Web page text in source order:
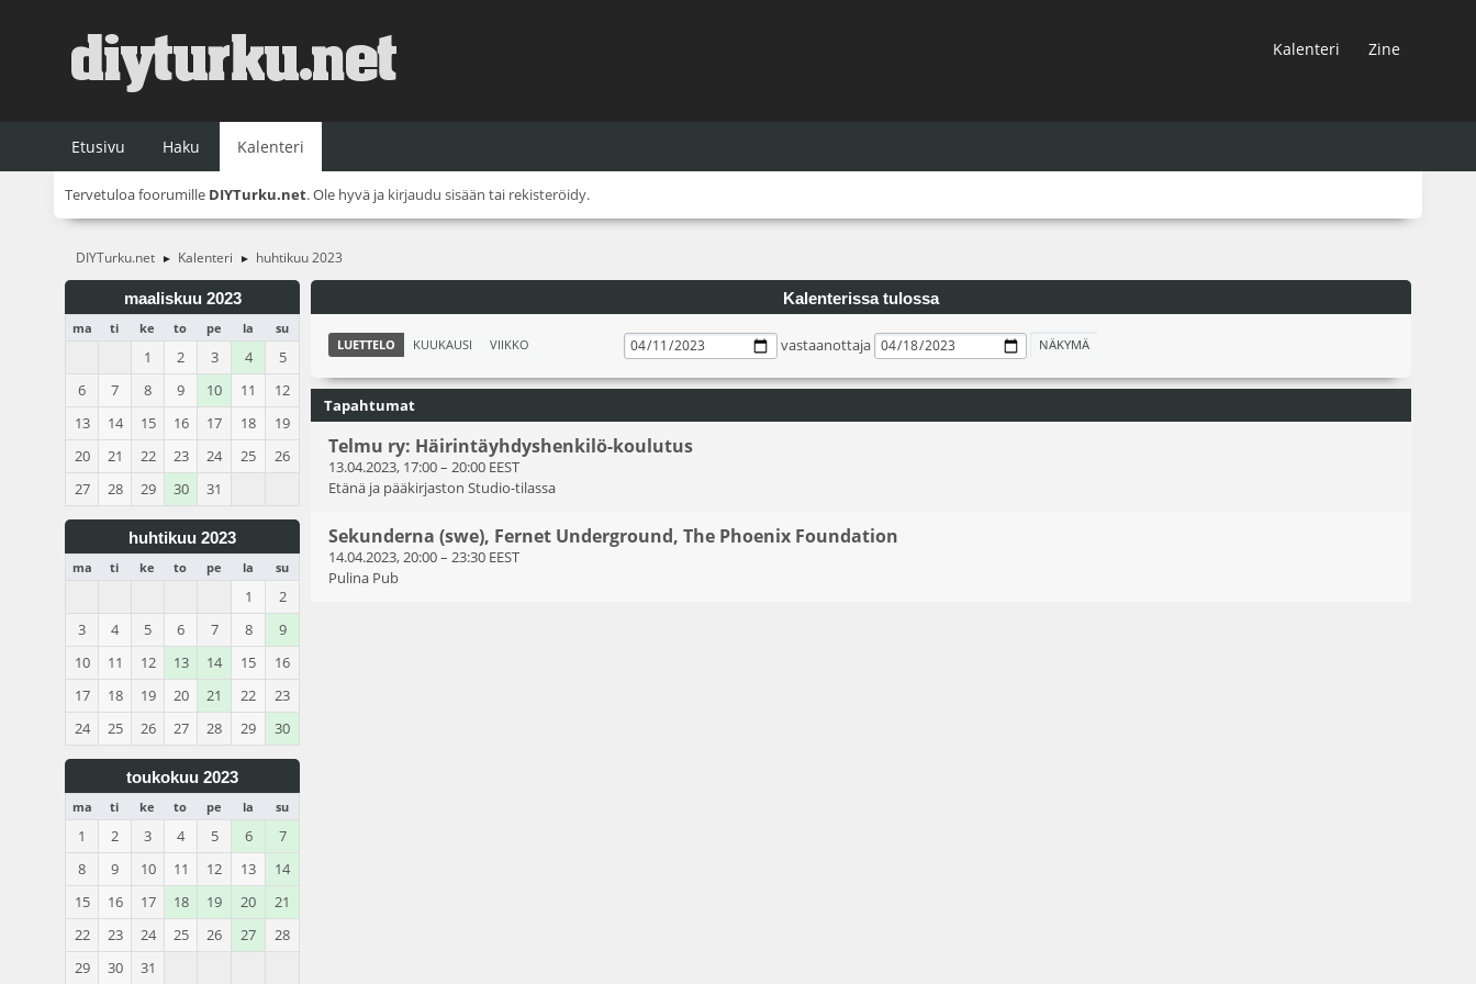
Kalenteri Zine
Etusivu Haku Kalenteri
Tervetuloa foorumille DIYTurku.net. Ole hyvä ja kirjaudu sisään tai rekisteröidy.
DIYTurku.net ► Kalenteri ► huhtikuu 2023
maaliskuu 2023
ma ti ke to pe la su
1 2 3 4
5
6
7 8 9 10 11
12
13
14 15 16 17 18
19
20
21 22 23 24 25
26
27
28 29 30 31
huhtikuu 2023
ma ti ke to pe la su
1
2
3
4 5 6 7 8
9
10
11 12 13 14 15
16
17
18 19 20 21 22
23
24
25 26 27 28 29 30
toukokuu 2023
ma ti ke to pe la su
1 2 3 4 5 6
7
8
9 10 11 12 13
14
15
16 17 18 19 20
21
22
23 24 25 26 27
28
29
30 31
Kalenterissa tulossa
LUETTELO KUUKAUSI VIIKKO vastaanottaja
Tapahtumat
Telmu ry: Häirintäyhdyshenkilö-koulutus
13.04.2023, 17:00– 20:00 EEST
Etänä ja pääkirjaston Studio-tilassa
Sekunderna (swe), Fernet Underground, The Phoenix Foundation
14.04.2023, 20:00– 23:30 EEST
Pulina Pub